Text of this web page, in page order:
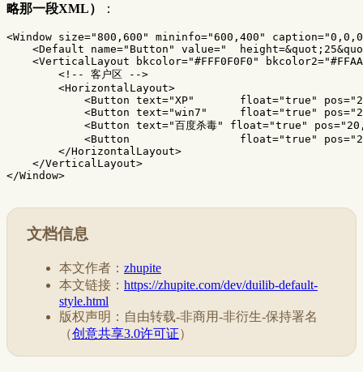
略那一段XML） ：
<Window size="800,600" mininfo="600,400" caption=
<Default
name="Button" value="
<VerticalLayout
bkcolor="#FFF0F0F0" bkcolor2=
<!-- 客户区 -->
<HorizontalLayout>
<Button text="XP" float="true" pos=
<Button text="win7" float="true" pos=
<Button text="百度杀毒" float="true" pos=
<Button
float="true" pos=
</HorizontalLayout>
</VerticalLayout>
</Window>
文档信息
本文作者： zhupite
本文链接： https://zhupite.com/dev/duilib-default-
style.html
版权声明：自由转载-非商用-非衍生-保持署名
（创意共享3.0许可证）